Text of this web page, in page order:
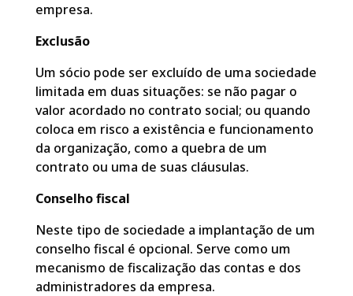
empresa.
Exclusão
Um sócio pode ser excluído de uma sociedade
limitada em duas situações: se não pagar o
valor acordado no contrato social; ou quando
coloca em risco a existência e funcionamento
da organização, como a quebra de um
contrato ou uma de suas cláusulas.
Conselho fiscal
Neste tipo de sociedade a implantação de um
conselho fiscal é opcional. Serve como um
mecanismo de fiscalização das contas e dos
administradores da empresa.